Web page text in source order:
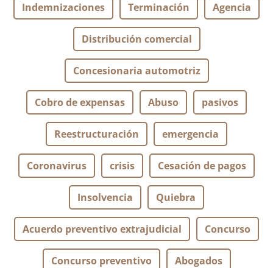
Indemnizaciones Terminación Agencia
Distribución comercial
Concesionaria automotriz
Cobro de expensas Abuso pasivos
Reestructuración emergencia
Coronavirus crisis Cesación de pagos
Insolvencia Quiebra
Acuerdo preventivo extrajudicial Concurso
Concurso preventivo Abogados